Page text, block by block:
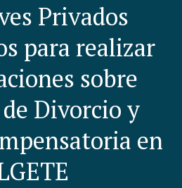
Privados
para realizar
sobre
Divorcio y
en